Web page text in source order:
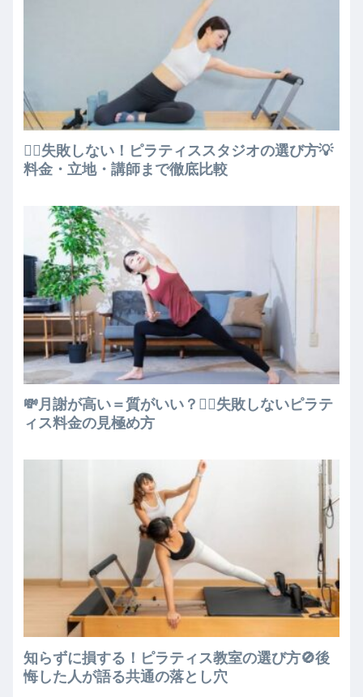
🧘‍♀️失敗しない！ピラティススタジオの選び方💡
料金・立地・講師まで徹底比較
💸月謝が高い＝質がいい？🧘‍♀️失敗しないピラテ
ィス料金の見極め方
知らずに損する！ピラティス教室の選び方🚫後
悔した人が語る共通の落とし穴